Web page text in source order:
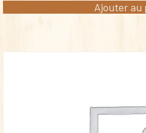
Ajouter au